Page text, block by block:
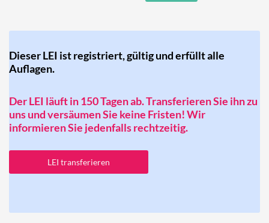
Dieser LEI ist registriert, gültig und erfüllt alle
Auflagen.
Der LEI läuft in 150 Tagen ab. Transferieren Sie ihn zu
uns und versäumen Sie keine Fristen! Wir
informieren Sie jedenfalls rechtzeitig.
LEI transferieren